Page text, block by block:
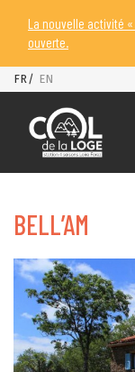
La nouvelle activité «
ouverte.
FR EN
BELL’AM